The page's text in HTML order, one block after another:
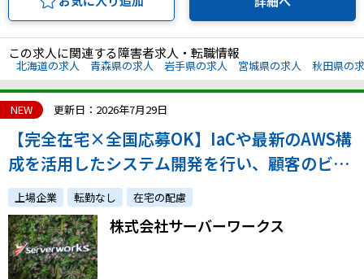
この求人に関連する障害者求人・転職情報
北海道の求人 青森県の求人 岩手県の求人 宮城県の求人 秋田県の
NEW 更新日：2026年7月29日
【完全在宅×全国応募OK】IaCや最新のAWS構
成を活用したシステム開発を行い、顧客のビジ
ネスを加速させたい方を募集します！
上場企業 転勤なし 在宅の配慮
株式会社サーバーワークス